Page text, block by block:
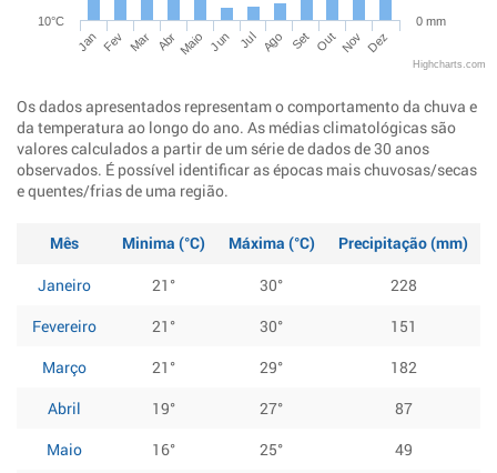
Jan Fev Mar Abr Maio Jun Jul Ago Set Out Nov Dez
10°C 0 mm
Highcharts.com
Os dados apresentados representam o comportamento da chuva e
da temperatura ao longo do ano. As médias climatológicas são
valores calculados a partir de um série de dados de 30 anos
observados. É possível identificar as épocas mais chuvosas/secas
e quentes/frias de uma região.
Mês Minima (°C) Máxima (°C)
Precipitação (mm)
Janeiro
21° 30°
228
Fevereiro
21° 30°
151
Março
21° 29°
182
Abril
19° 27°
87
Maio
16° 25°
49